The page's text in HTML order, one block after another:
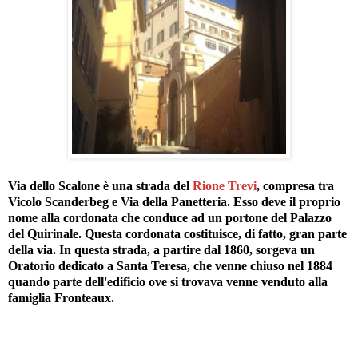
Via dello Scalone è una strada del Rione Trevi, compresa tra
Vicolo Scanderbeg e Via della Panetteria. Esso deve il proprio
nome alla cordonata che conduce ad un portone del Palazzo
del Quirinale. Questa cordonata costituisce, di fatto, gran parte
della via. In questa strada, a partire dal 1860, sorgeva un
Oratorio dedicato a Santa Teresa, che venne chiuso nel 1884
quando parte dell'edificio ove si trovava venne venduto alla
famiglia Fronteaux.